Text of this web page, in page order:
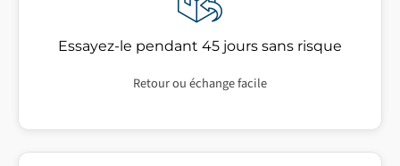
Essayez-le pendant 45 jours sans risque
Retour ou échange facile